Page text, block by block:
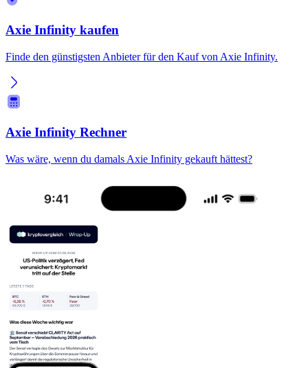
Axie Infinity kaufen
Finde den günstigsten Anbieter für den Kauf von Axie Infinity.
Axie Infinity Rechner
Was wäre, wenn du damals Axie Infinity gekauft hättest?